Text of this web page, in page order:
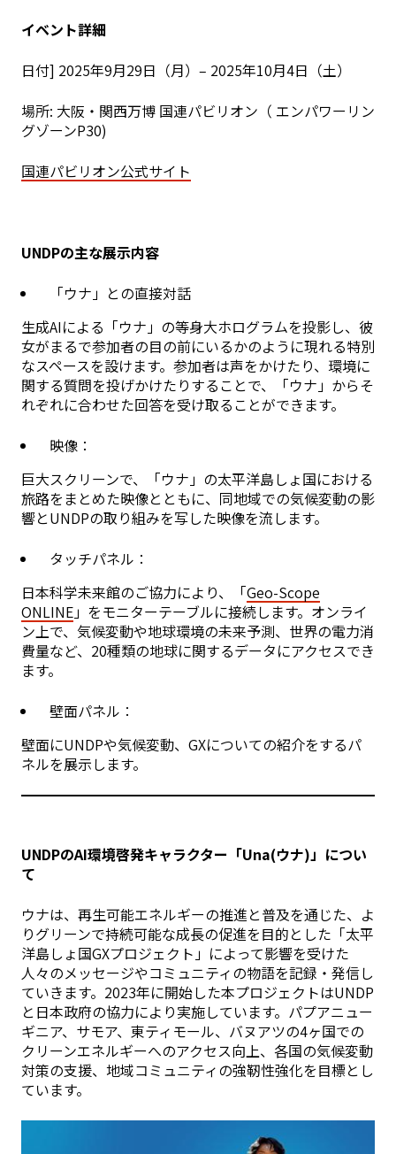
イベント詳細
日付] 2025年9月29日（月）– 2025年10月4日（土）
場所: 大阪・関西万博 国連パビリオン（ エンパワーリン
グゾーンP30)
国連パビリオン公式サイト
UNDPの主な展示内容
「ウナ」との直接対話
生成AIによる「ウナ」の等身大ホログラムを投影し、彼
女がまるで参加者の目の前にいるかのように現れる特別
なスペースを設けます。参加者は声をかけたり、環境に
関する質問を投げかけたりすることで、「ウナ」からそ
れぞれに合わせた回答を受け取ることができます。
映像：
巨大スクリーンで、「ウナ」の太平洋島しょ国における
旅路をまとめた映像とともに、同地域での気候変動の影
響とUNDPの取り組みを写した映像を流します。
タッチパネル：
日本科学未来館のご協力により、「Geo-Scope
ONLINE 」をモニターテーブルに接続します。オンライ
ン上で、気候変動や地球環境の未来予測、世界の電力消
費量など、20種類の地球に関するデータにアクセスでき
ます。
壁面パネル：
壁面にUNDPや気候変動、GXについての紹介をするパ
ネルを展示します。
UNDPのAI環境啓発キャラクター「Una(ウナ)」につい
て
ウナは、再生可能エネルギーの推進と普及を通じた、よ
りグリーンで持続可能な成長の促進を目的とした「太平
洋島しょ国GXプロジェクト」によって影響を受けた
人々のメッセージやコミュニティの物語を記録・発信し
ていきます。2023年に開始した本プロジェクトはUNDP
と日本政府の協力により実施しています。パプアニュー
ギニア、サモア、東ティモール、バヌアツの4ヶ国での
クリーンエネルギーへのアクセス向上、各国の気候変動
対策の支援、地域コミュニティの強靭性強化を目標とし
ています。